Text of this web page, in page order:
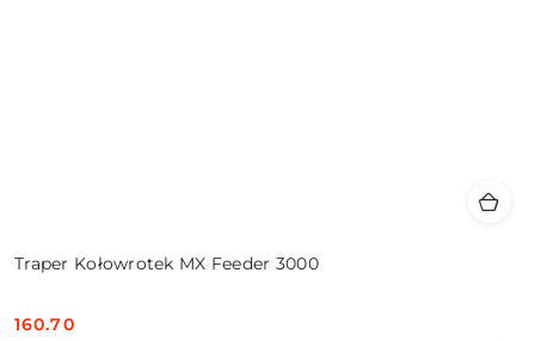
Traper Kołowrotek MX Feeder 3000
160.70